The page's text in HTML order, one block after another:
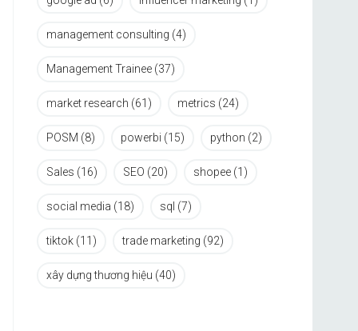
management consulting (4)
Management Trainee (37)
market research (61) metrics (24)
POSM (8) powerbi (15) python (2)
Sales (16) SEO (20) shopee (1)
social media (18) sql (7)
tiktok (11) trade marketing (92)
xây dựng thương hiệu (40)